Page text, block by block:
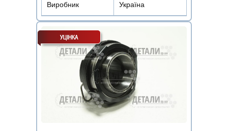
Виробник Україна